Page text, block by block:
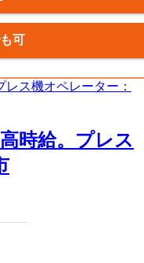
可
時給。プレス